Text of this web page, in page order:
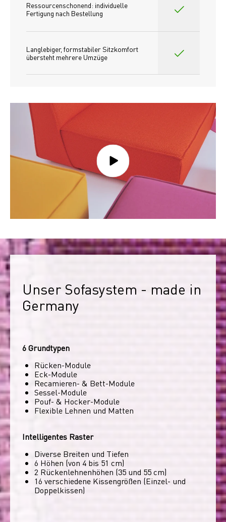
Ressourcenschonend: individuelle
Fertigung nach Bestellung
Langlebiger, formstabiler Sitzkomfort
übersteht mehrere Umzüge
Unser Sofasystem - made in
Germany
6 Grundtypen
Rücken-Module
Eck-Module
Recamieren- & Bett-Module
Sessel-Module
Pouf- & Hocker-Module
Flexible Lehnen und Matten
Intelligentes Raster
Diverse Breiten und Tiefen
6 Höhen (von 4 bis 51 cm)
2 Rückenlehnenhöhen (35 und 55 cm)
16 verschiedene Kissengrößen (Einzel- und
Doppelkissen)